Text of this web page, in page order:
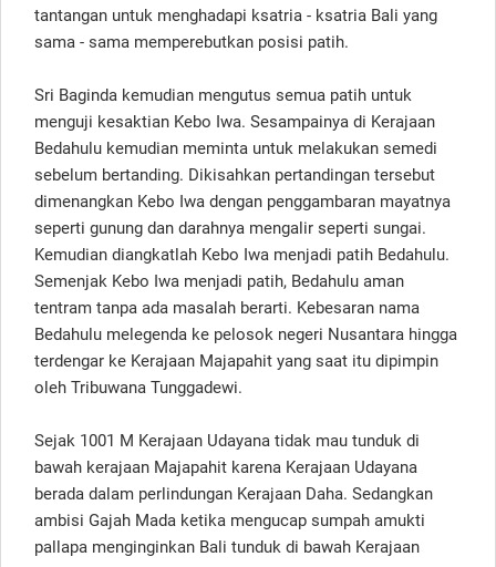
tantangan untuk menghadapi ksatria - ksatria Bali yang
sama - sama memperebutkan posisi patih.
Sri Baginda kemudian mengutus semua patih untuk
menguji kesaktian Kebo Iwa. Sesampainya di Kerajaan
Bedahulu kemudian meminta untuk melakukan semedi
sebelum bertanding. Dikisahkan pertandingan tersebut
dimenangkan Kebo Iwa dengan penggambaran mayatnya
seperti gunung dan darahnya mengalir seperti sungai.
Kemudian diangkatlah Kebo Iwa menjadi patih Bedahulu.
Semenjak Kebo Iwa menjadi patih, Bedahulu aman
tentram tanpa ada masalah berarti. Kebesaran nama
Bedahulu melegenda ke pelosok negeri Nusantara hingga
terdengar ke Kerajaan Majapahit yang saat itu dipimpin
oleh Tribuwana Tunggadewi.
Sejak 1001 M Kerajaan Udayana tidak mau tunduk di
bawah kerajaan Majapahit karena Kerajaan Udayana
berada dalam perlindungan Kerajaan Daha. Sedangkan
ambisi Gajah Mada ketika mengucap sumpah amukti
pallapa menginginkan Bali tunduk di bawah Kerajaan